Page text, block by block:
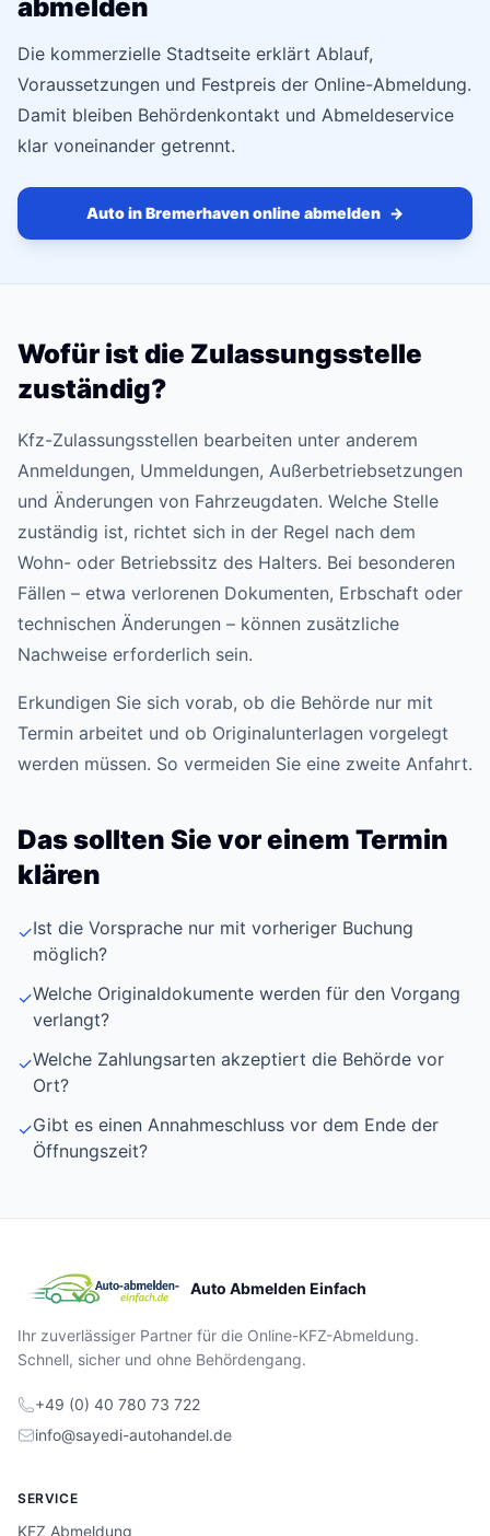
abmelden
Die kommerzielle Stadtseite erklärt Ablauf,
Voraussetzungen und Festpreis der Online-Abmeldung.
Damit bleiben Behördenkontakt und Abmeldeservice
klar voneinander getrennt.
Auto in Bremerhaven online abmelden →
Wofür ist die Zulassungsstelle
zuständig?
Kfz-Zulassungsstellen bearbeiten unter anderem
Anmeldungen, Ummeldungen, Außerbetriebsetzungen
und Änderungen von Fahrzeugdaten. Welche Stelle
zuständig ist, richtet sich in der Regel nach dem
Wohn- oder Betriebssitz des Halters. Bei besonderen
Fällen – etwa verlorenen Dokumenten, Erbschaft oder
technischen Änderungen – können zusätzliche
Nachweise erforderlich sein.
Erkundigen Sie sich vorab, ob die Behörde nur mit
Termin arbeitet und ob Originalunterlagen vorgelegt
werden müssen. So vermeiden Sie eine zweite Anfahrt.
Das sollten Sie vor einem Termin
klären
✓Ist die Vorsprache nur mit vorheriger Buchung
möglich?
✓Welche Originaldokumente werden für den Vorgang
verlangt?
✓Welche Zahlungsarten akzeptiert die Behörde vor
Ort?
✓Gibt es einen Annahmeschluss vor dem Ende der
Öffnungszeit?
Auto Abmelden Einfach
Ihr zuverlässiger Partner für die Online-KFZ-Abmeldung.
Schnell, sicher und ohne Behördengang.
+49 (0) 40 780 73 722
info@sayedi-autohandel.de
SERVICE
KFZ Abmeldung